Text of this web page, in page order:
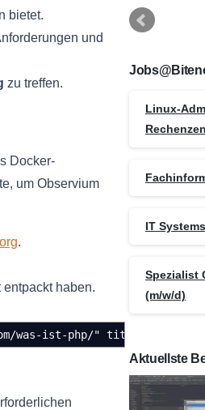
bietet.
und
zu treffen.
Docker-
um Observium
.
haben.
was-ist-php/" title="php"
Linux-
IT
Spezialist
(m/w/d)
Aktuellste